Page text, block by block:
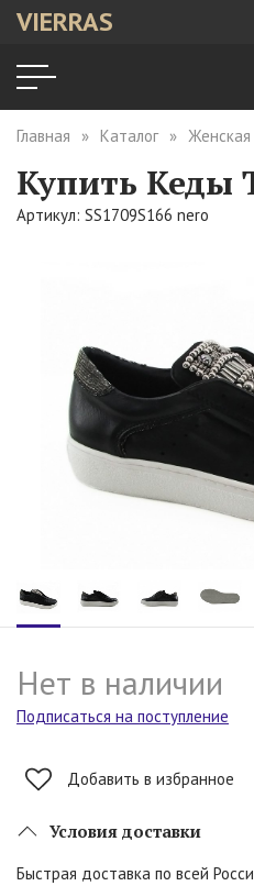
VIERRAS
Главная Каталог Женская
Купить Кеды
Артикул: SS1709S166 nero
Нет в наличии
Подписаться на поступление
Добавить в избранное
Условия доставки
Быстрая доставка по всей